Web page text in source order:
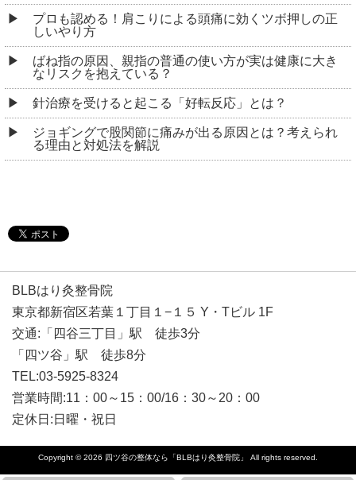
プロも認める！肩こりによる頭痛に効くツボ押しの正
しいやり方
ばね指の原因、親指の普通の使い方が実は健康に大き
なリスクを抱えている？
針治療を受けると起こる「好転反応」とは？
ジョギングで股関節に痛みが出る原因とは？考えられ
る理由と対処法を解説
BLBはり灸整骨院
東京都新宿区若葉１丁目１−１５ Y・Tビル 1F
交通:「四谷三丁目」駅 徒歩3分
「四ツ谷」駅 徒歩8分
TEL:03-5925-8324
営業時間:11：00～15：00/16：30～20：00
定休日:日曜・祝日
Copyright © 2026 四ツ谷の整体なら「BLBはり灸整骨院」 All rights reserved.